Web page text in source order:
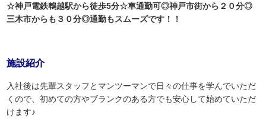
☆神戸電鉄鵯越駅から徒歩5分☆車通勤可◎神戸市街から２０分◎
三木市からも３０分◎通勤もスムーズです！！
施設紹介
入社後は先輩スタッフとマンツーマンで日々の仕事を学んでいただ
くので、初めての方やブランクのある方でも安心して始めていただ
けます♪